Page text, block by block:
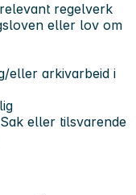
regelverk
eller lov om
eller arkivarbeid i
eller tilsvarende